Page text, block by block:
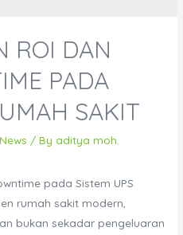
ROI DAN
PADA
SAKIT
News / Byaditya moh.
pada Sistem UPS
rumah sakit modern,
bukan sekadar pengeluaran